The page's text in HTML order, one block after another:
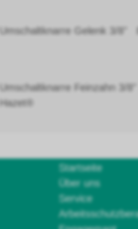
Umschaltknarre Gelenk 3/8"
Umschaltknarre Feinzahn 3/
Hazet®
Startseite
Über uns
Service